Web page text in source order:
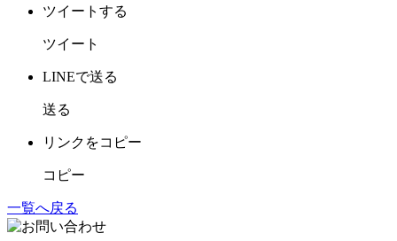
ツイートする
ツイート
LINEで送る
送る
リンクをコピー
コピー
一覧へ戻る